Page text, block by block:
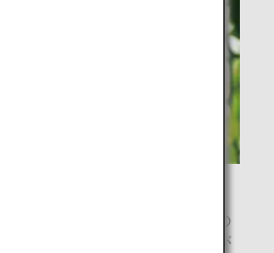
かったり、完熟限定のためその
まだ知らないブランドの品物が